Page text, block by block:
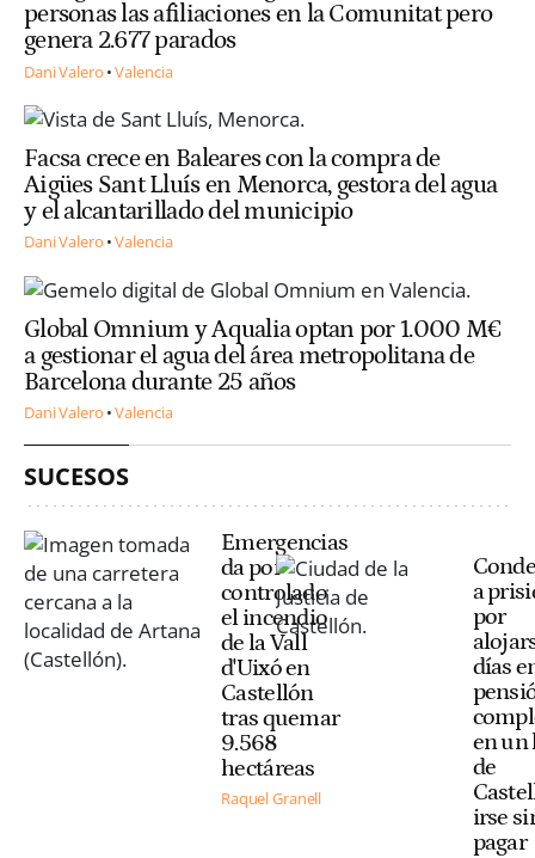
personas las afiliaciones en la Comunitat pero
genera 2.677 parados
Dani Valero Valencia
Facsa crece en Baleares con la compra de
Aigües Sant Lluís en Menorca, gestora del agua
y el alcantarillado del municipio
Dani Valero Valencia
Global Omnium y Aqualia optan por 1.000 M€
a gestionar el agua del área metropolitana de
Barcelona durante 25 años
Dani Valero Valencia
SUCESOS
Emergencias
da por
controlado
el incendio
de la Vall
d'Uixó en
Castellón
tras quemar
9.568
hectáreas
Raquel Granell
a
por
días
en un
de
irse
pagar